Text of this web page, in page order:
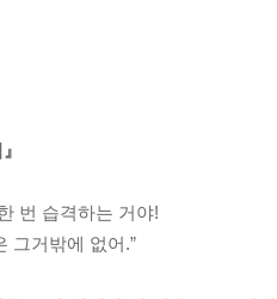
번 습격하는 거야!
그거밖에 없어.”